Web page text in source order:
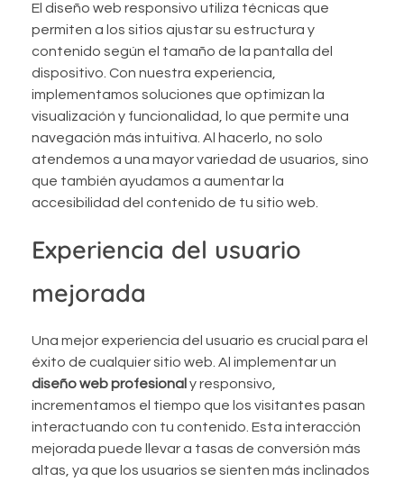
El diseño web responsivo utiliza técnicas que
permiten a los sitios ajustar su estructura y
contenido según el tamaño de la pantalla del
dispositivo. Con nuestra experiencia,
implementamos soluciones que optimizan la
visualización y funcionalidad, lo que permite una
navegación más intuitiva. Al hacerlo, no solo
atendemos a una mayor variedad de usuarios, sino
que también ayudamos a aumentar la
accesibilidad del contenido de tu sitio web.
Experiencia del usuario
mejorada
Una mejor experiencia del usuario es crucial para el
éxito de cualquier sitio web. Al implementar un
diseño web profesional y responsivo,
incrementamos el tiempo que los visitantes pasan
interactuando con tu contenido. Esta interacción
mejorada puede llevar a tasas de conversión más
altas, ya que los usuarios se sienten más inclinados